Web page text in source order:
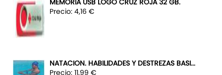
MEMORIA USB LOGO CRUZ ROJA 32 GB.
Precio: 4,16 €
NATACION. HABILIDADES Y DESTREZAS BASI...
Precio: 11,99 €